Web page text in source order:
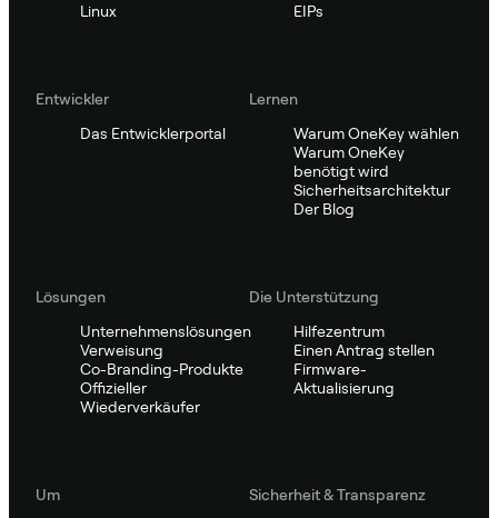
Linux
EIPs
Entwickler
Das Entwicklerportal
Lernen
Warum OneKey wählen
Warum OneKey
benötigt wird
Sicherheitsarchitektur
Der Blog
Lösungen
Unternehmenslösungen
Verweisung
Co-Branding-Produkte
Offizieller
Wiederverkäufer
Die Unterstützung
Hilfezentrum
Einen Antrag stellen
Firmware-
Aktualisierung
Um
Sicherheit & Transparenz